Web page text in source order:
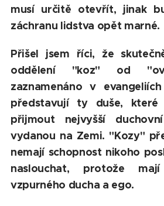
musí určitě otevřít, jinak
záchranu lidstva opět marné.
Přišel jsem říci, že
oddělení "koz" od
zaznamenáno v
představují ty duše, které
přijmout nejvyšší
vydanou na Zemi. "Kozy"
nemají schopnost nikoho
naslouchat, protože
vzpurného ducha a ego.